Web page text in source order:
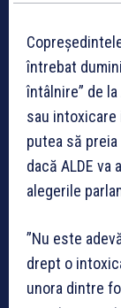
întrebat
întâlnire” de
sau
putea să
dacă ALDE
alegerile
”Nu este
drept o
unora dintre